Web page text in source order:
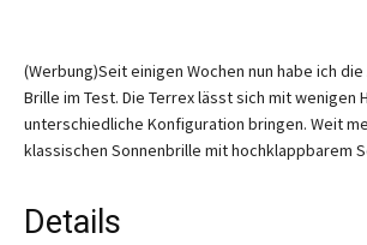
(Werbung)Seit einigen Wochen nun habe ich
Brille im Test. Die Terrex lässt sich mit wenigen
unterschiedliche Konfiguration bringen. Weit
klassischen Sonnenbrille mit hochklappbarem
Details